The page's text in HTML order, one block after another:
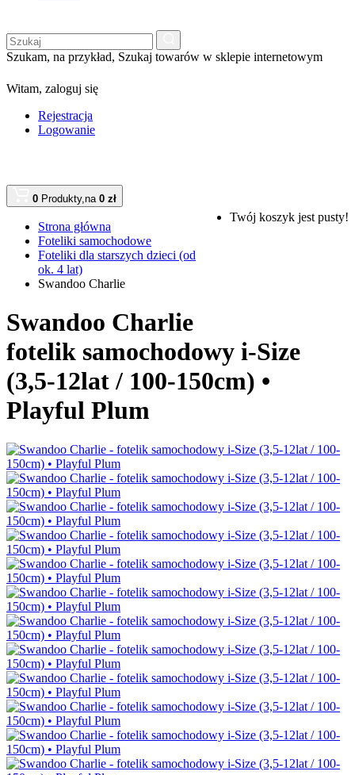
Szukam, na przykład, Szukaj towarów w sklepie internetowym
Witam, zaloguj się
Rejestracja
Logowanie
0 Produkty,na 0 zł
Twój koszyk jest pusty!
Strona główna
Foteliki samochodowe
Foteliki dla starszych dzieci (od
ok. 4 lat)
Swandoo Charlie
Swandoo Charlie
fotelik samochodowy i-Size
(3,5-12lat / 100-150cm) •
Playful Plum